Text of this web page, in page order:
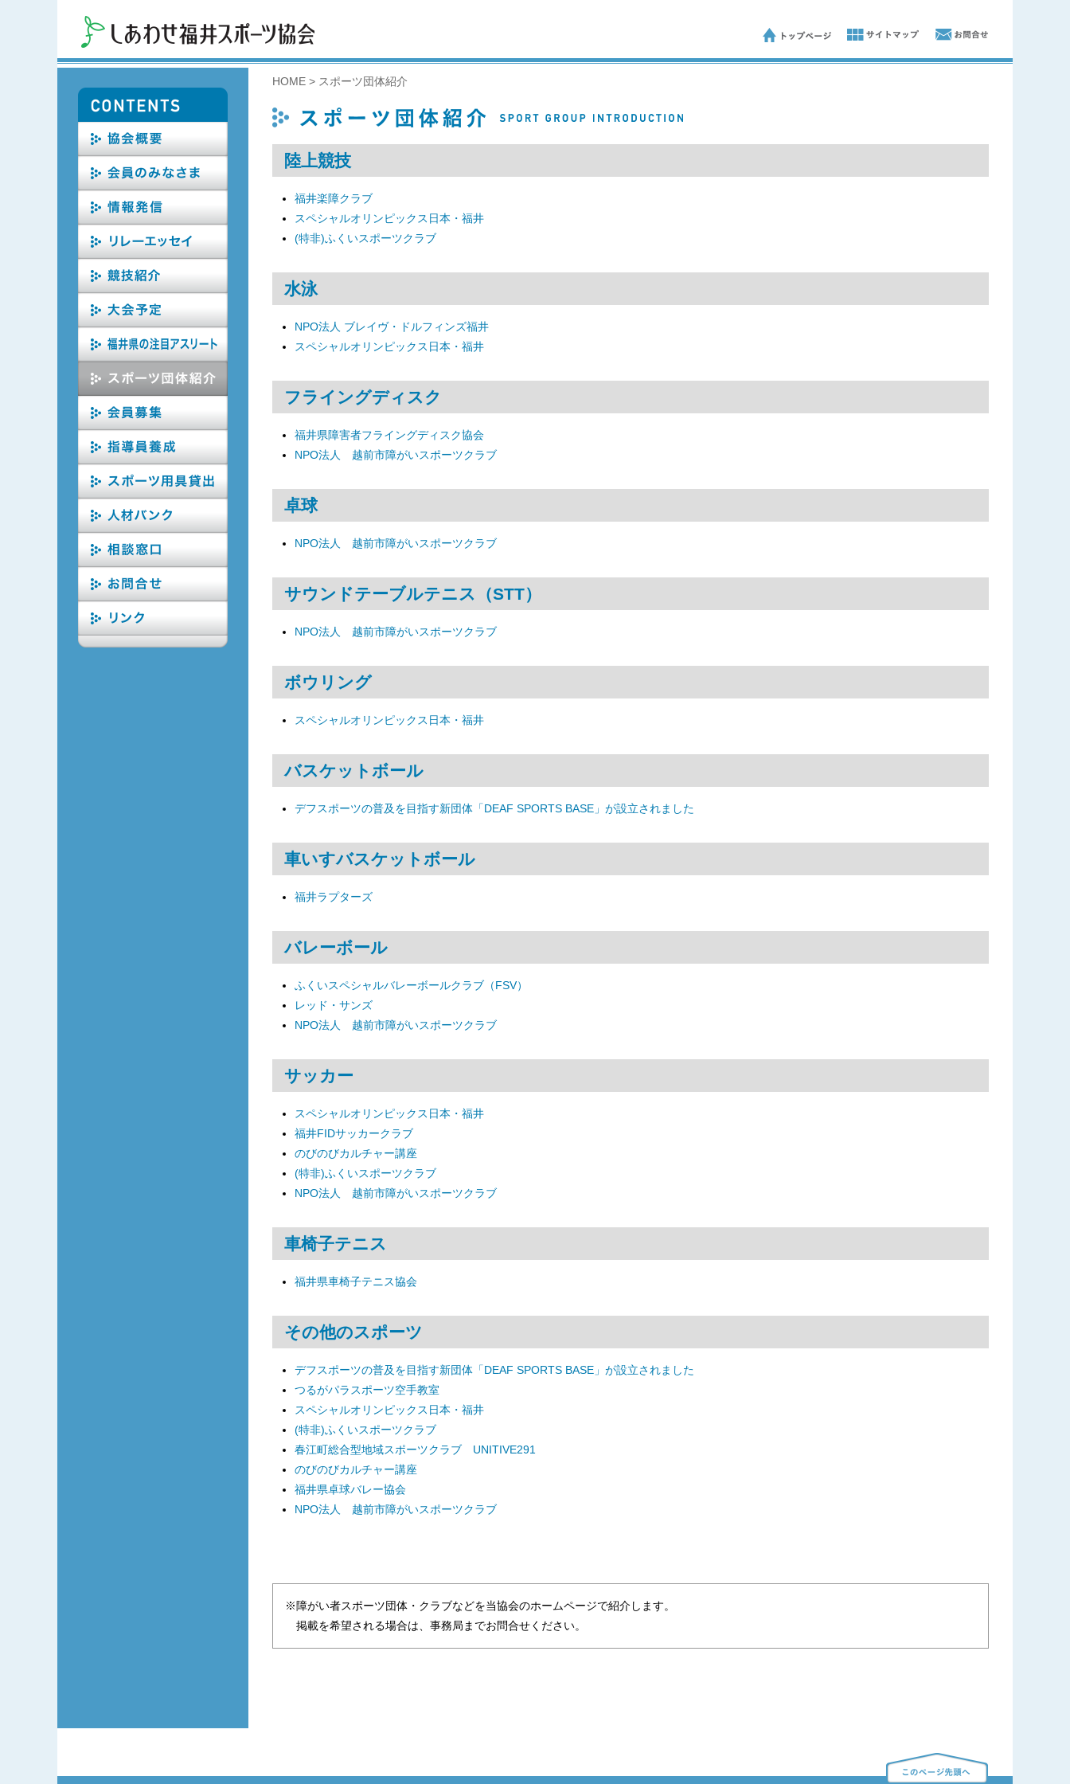
HOME > スポーツ団体紹介
陸上競技
福井楽障クラブ
スペシャルオリンピックス日本・福井
(特非)ふくいスポーツクラブ
水泳
NPO法人 ブレイヴ・ドルフィンズ福井
スペシャルオリンピックス日本・福井
フライングディスク
福井県障害者フライングディスク協会
NPO法人 越前市障がいスポーツクラブ
卓球
NPO法人 越前市障がいスポーツクラブ
サウンドテーブルテニス（STT）
NPO法人 越前市障がいスポーツクラブ
ボウリング
スペシャルオリンピックス日本・福井
バスケットボール
デフスポーツの普及を目指す新団体「DEAF SPORTS BASE」が設立されました
車いすバスケットボール
福井ラプターズ
バレーボール
ふくいスペシャルバレーボールクラブ（FSV）
レッド・サンズ
NPO法人 越前市障がいスポーツクラブ
サッカー
スペシャルオリンピックス日本・福井
福井FIDサッカークラブ
のびのびカルチャー講座
(特非)ふくいスポーツクラブ
NPO法人 越前市障がいスポーツクラブ
車椅子テニス
福井県車椅子テニス協会
その他のスポーツ
デフスポーツの普及を目指す新団体「DEAF SPORTS BASE」が設立されました
つるがパラスポーツ空手教室
スペシャルオリンピックス日本・福井
(特非)ふくいスポーツクラブ
春江町総合型地域スポーツクラブ UNITIVE291
のびのびカルチャー講座
福井県卓球バレー協会
NPO法人 越前市障がいスポーツクラブ
※障がい者スポーツ団体・クラブなどを当協会のホームページで紹介します。
掲載を希望される場合は、事務局までお問合せください。